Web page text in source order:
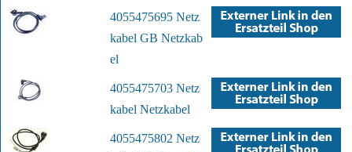
4055475695 Netz
kabel GB Netzkab
el
4055475703 Netz
kabel Netzkabel
4055475802 Netz